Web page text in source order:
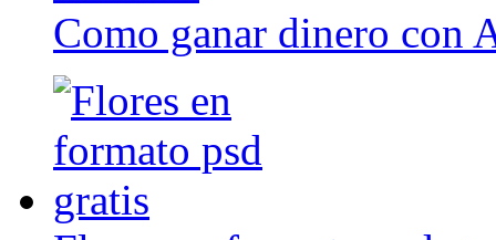
Como ganar dinero con